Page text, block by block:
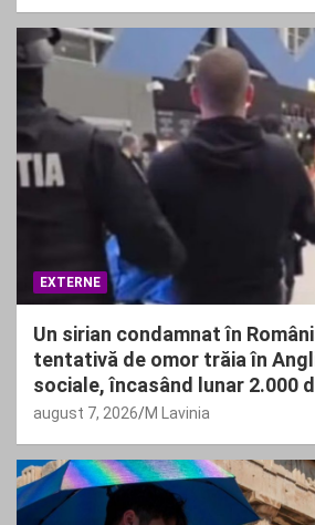
EXTERNE
Un sirian condamnat în
tentativă de omor trăia în
sociale, încasând lunar 2.000
august 7, 2026 M Lavinia